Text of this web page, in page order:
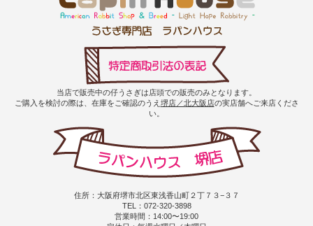
当店で販売中の仔うさぎは店頭での販売のみとなります。
ご購入を検討の際は、在庫をご確認のうえ 堺店／北大阪店の実店舗へご来店くださ
い。
住所：大阪府堺市北区東浅香山町２丁７３−３７
TEL：072-320-3898
営業時間：14:00〜19:00